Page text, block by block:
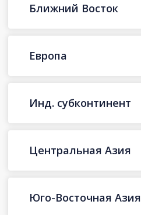
Ближний Восток
Европа
Инд. субконтинент
Центральная Азия
Юго-Восточная Азия